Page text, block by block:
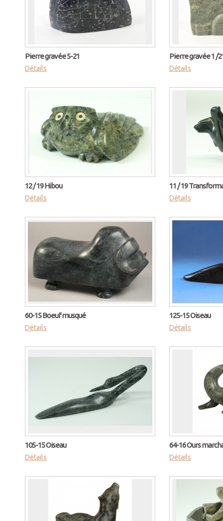
Pierre gravée 5-21
Détails
Pierre gravée 1 /
Détails
12 / 19 Hibou
Détails
11 / 19
Détails
60-15 Boeuf musqué
Détails
125-15 Oiseau
Détails
105-15 Oiseau
Détails
64-16 Ours
Détails